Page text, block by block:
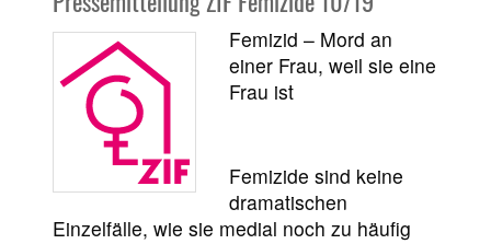
Femizid – Mord an
einer Frau, weil sie eine
Frau ist
Femizide sind keine
dramatischen
Einzelfälle, wie sie medial noch zu häufig